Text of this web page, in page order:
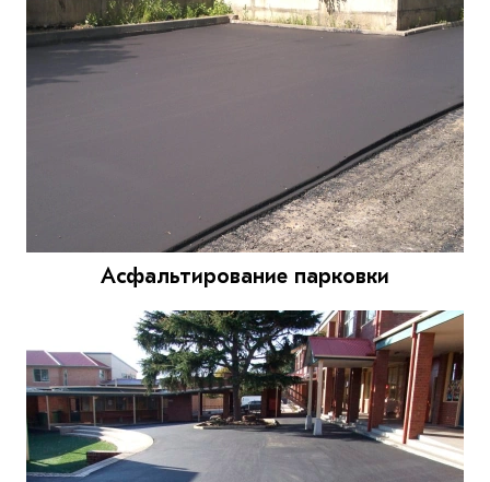
Асфальтирование парковки